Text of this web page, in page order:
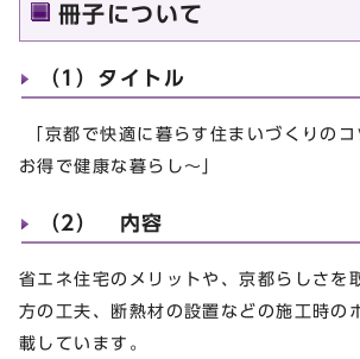
冊子について
（1）タイトル
「京都で快適に暮らす住まいづくりの
お得で健康な暮らし～」
（2） 内容
省エネ住宅のメリットや、京都らしさを
方の工夫、断熱材の設置などの施工時の
載しています。